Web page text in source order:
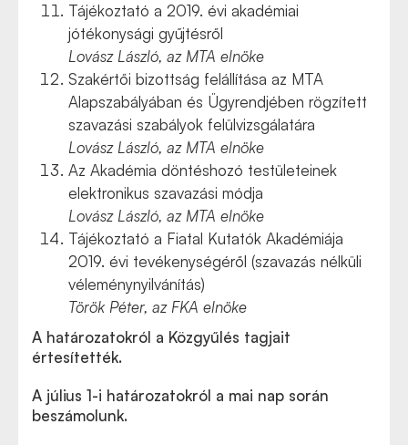
Tájékoztató a 2019. évi akadémiai
jótékonysági gyűjtésről
Lovász László, az MTA elnöke
Szakértői bizottság felállítása az MTA
Alapszabályában és Ügyrendjében rögzített
szavazási szabályok felülvizsgálatára
Lovász László, az MTA elnöke
Az Akadémia döntéshozó testületeinek
elektronikus szavazási módja
Lovász László, az MTA elnöke
Tájékoztató a Fiatal Kutatók Akadémiája
2019. évi tevékenységéről (szavazás nélküli
véleménynyilvánítás)
Török Péter, az FKA elnöke
A határozatokról a Közgyűlés tagjait
értesítették.
A július 1-i határozatokról a mai nap során
beszámolunk.